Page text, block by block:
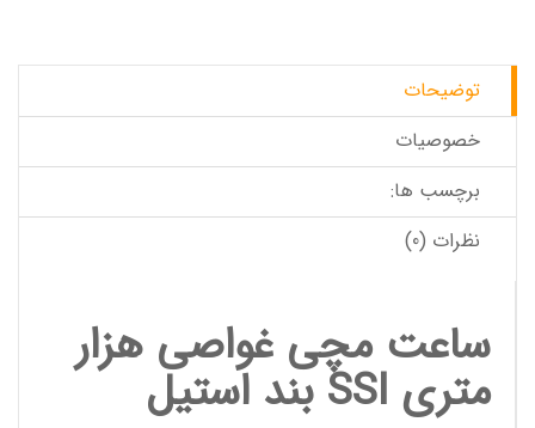
توضیحات
خصوصیات
برچسب ها:
نظرات (0)
ساعت مچی غواصی هزار
متری SSI بند استیل